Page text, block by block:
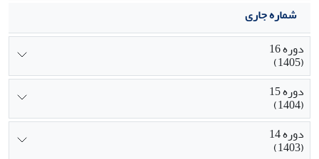
شماره جاری
دوره 16
(1405)
دوره 15
(1404)
دوره 14
(1403)